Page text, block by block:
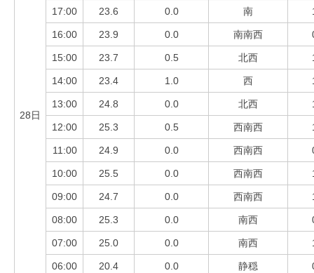
28日
17:00 23.6 0.0 南
16:00 23.9 0.0 南南西
15:00 23.7 0.5 北西
14:00 23.4 1.0 西
13:00 24.8 0.0 北西
12:00 25.3 0.5 西南西
11:00 24.9 0.0 西南西
10:00 25.5 0.0 西南西
09:00 24.7 0.0 西南西
08:00 25.3 0.0 南西
07:00 25.0 0.0 南西
06:00 20.4 0.0 静穏